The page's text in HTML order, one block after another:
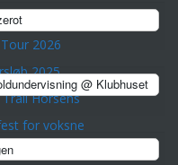
2026
2025
Horsens
for voksne
@ Klubhuset